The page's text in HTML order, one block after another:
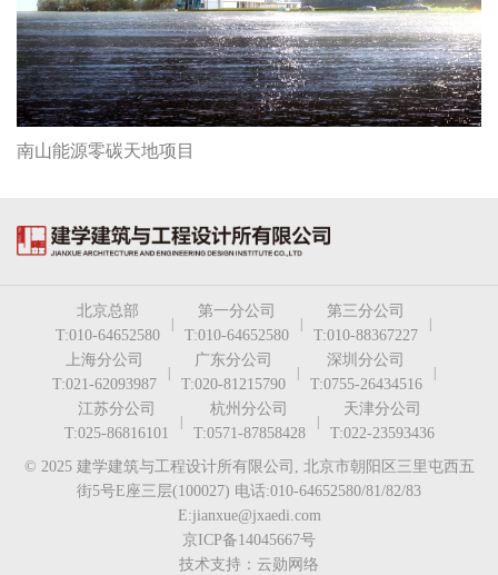
南山能源零碳天地项目
北京总部
T:010-64652580
|
第一分公司
T:010-64652580
|
第三分公司
T:010-88367227
|
上海分公司
T:021-62093987
|
广东分公司
T:020-81215790
|
深圳分公司
T:0755-26434516
|
江苏分公司
T:025-86816101
|
杭州分公司
T:0571-87858428
|
天津分公司
T:022-23593436
© 2025 建学建筑与工程设计所有限公司, 北京市朝阳区三里屯西五
街5号E座三层(100027) 电话:010-64652580/81/82/83
E:jianxue@jxaedi.com
京ICP备14045667号
技术支持：云勋网络